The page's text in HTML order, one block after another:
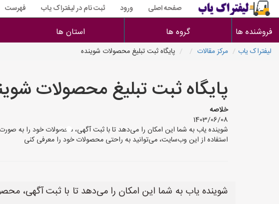
صفحه اصلی ورود ثبت نام در لیفتراک یاب فهرست
فروشنده ها گروه ها استان ها
لیفتراک یاب مرکز مقالات پایگاه ثبت تبلیغ محصولات شوینده
پایگاه ثبت تبلیغ محصولات
خلاصه
1403/06/08
شوینده یاب به شما این امکان را می‌دهد تا با ثبت آگهی، محصولات خود را به
استفاده از این وب‌سایت، می‌توانید به راحتی محصولات خود را معرفی کنی
شوینده یاب به شما این امکان را می‌دهد تا با ثبت آگهی،